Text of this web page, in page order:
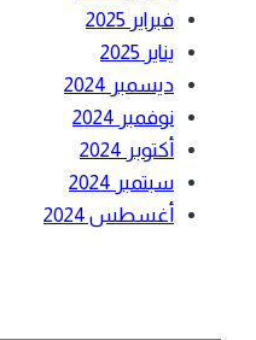
فبراير 2025
يناير 2025
ديسمبر 2024
نوفمبر 2024
أكتوبر 2024
سبتمبر 2024
أغسطس 2024